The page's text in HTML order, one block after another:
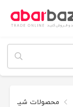
محصولات